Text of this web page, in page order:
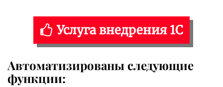
Услуга внедрения 1С
Автоматизированы следующие
функции: